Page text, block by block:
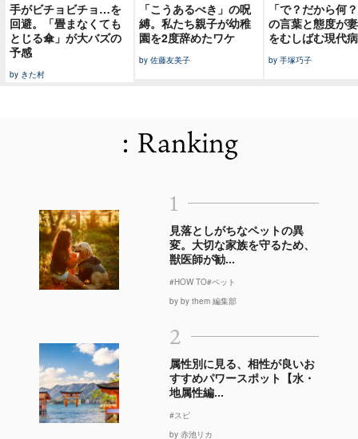
手がビチョビチョ…を
回避。「畳まなくても
とじる傘」が大バズの
予感
by きた村
「こうあるべき」の呪
縛。私たち親子が幼稚
園を2度辞めたワケ
by 佐藤友美子
「で？だから何
の言葉と態度が
をむしばむ現代病
by 手塚巧子
: Ranking
1
見落としがちなペットの異
変。大切な家族を守るため、
獣医師が勧...
#HOW TO#ペット
by by them 編集部
2
属性別に見る、相性が良いお
すすめパワースポット【水・
地属性編...
#スピ
by 赤池リカ